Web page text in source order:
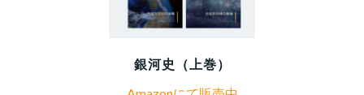
銀河史（上巻）